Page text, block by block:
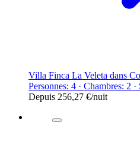
Villa Finca La Veleta dans
Personnes: 4 · Chambres: 2
Depuis 256,27 €/nuit